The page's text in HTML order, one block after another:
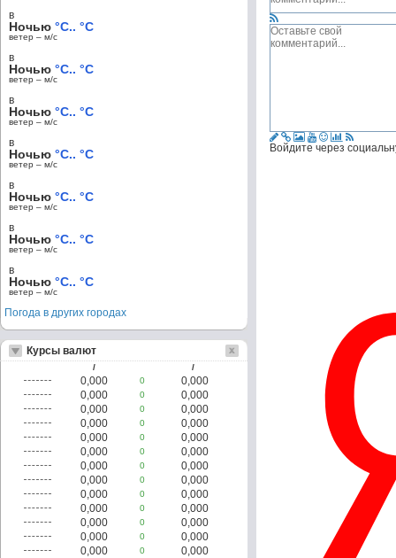
Войдите через
в
Ночью °C.. °C
ветер – м/c
в
Ночью °C.. °C
ветер – м/c
в
Ночью °C.. °C
ветер – м/c
в
Ночью °C.. °C
ветер – м/c
в
Ночью °C.. °C
ветер – м/c
в
Ночью °C.. °C
ветер – м/c
в
Ночью °C.. °C
ветер – м/c
Погода в других городах
Курсы валют
/ /
0,000 0
0,000
0,000
0
0,000
0,000
0
0,000
0,000
0
0,000
0,000
0
0,000
0,000
0
0,000
0,000
0
0,000
0,000
0
0,000
0,000
0
0,000
0,000
0
0,000
0,000
0
0,000
0,000
0
0,000
0,000
0
0,000